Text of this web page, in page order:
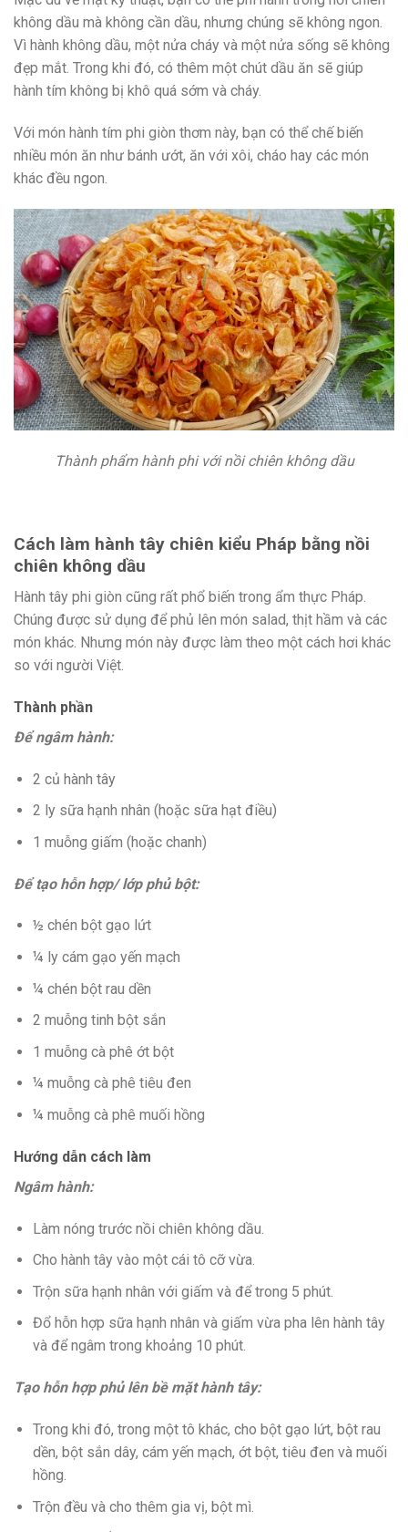
không dầu mà không cần dầu, nhưng chúng sẽ không ngon.
Vì hành không dầu, một nửa cháy và một nửa sống sẽ không
đẹp mắt. Trong khi đó, có thêm một chút dầu ăn sẽ giúp
hành tím không bị khô quá sớm và cháy.
Với món hành tím phi giòn thơm này, bạn có thể chế biến
nhiều món ăn như bánh ướt, ăn với xôi, cháo hay các món
khác đều ngon.
Thành phẩm hành phi với nồi chiên không dầu
Cách làm hành tây chiên kiểu Pháp bằng nồi
chiên không dầu
Hành tây phi giòn cũng rất phổ biến trong ẩm thực Pháp.
Chúng được sử dụng để phủ lên món salad, thịt hầm và các
món khác. Nhưng món này được làm theo một cách hơi khác
so với người Việt.
Thành phần
Để ngâm hành:
2 củ hành tây
2 ly sữa hạnh nhân (hoặc sữa hạt điều)
1 muỗng giấm (hoặc chanh)
Để tạo hỗn hợp/ lớp phủ bột:
½ chén bột gạo lứt
¼ ly cám gạo yến mạch
¼ chén bột rau dền
2 muỗng tinh bột sắn
1 muỗng cà phê ớt bột
¼ muỗng cà phê tiêu đen
¼ muỗng cà phê muối hồng
Hướng dẫn cách làm
Ngâm hành:
Làm nóng trước nồi chiên không dầu.
Cho hành tây vào một cái tô cỡ vừa.
Trộn sữa hạnh nhân với giấm và để trong 5 phút.
Đổ hỗn hợp sữa hạnh nhân và giấm vừa pha lên hành tây
và để ngâm trong khoảng 10 phút.
Tạo hỗn hợp phủ lên bề mặt hành tây:
Trong khi đó, trong một tô khác, cho bột gạo lứt, bột rau
dền, bột sắn dây, cám yến mạch, ớt bột, tiêu đen và muối
hồng.
Trộn đều và cho thêm gia vị, bột mì.